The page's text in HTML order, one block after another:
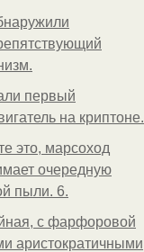
первый
на криптоне.
это, марсоход
очередную
пыли. 6.
с фарфоровой
аристократичными